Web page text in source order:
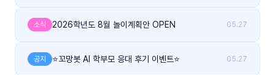
소식 2026학년도 8월 놀이계획안 OPEN 05.27
공지 ⭐꼬망봇 AI 학부모 응대 후기 이벤트⭐ 05.27